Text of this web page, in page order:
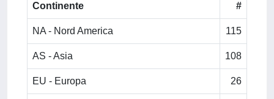
Continente #
NA - Nord America 115
AS - Asia 108
EU - Europa 26